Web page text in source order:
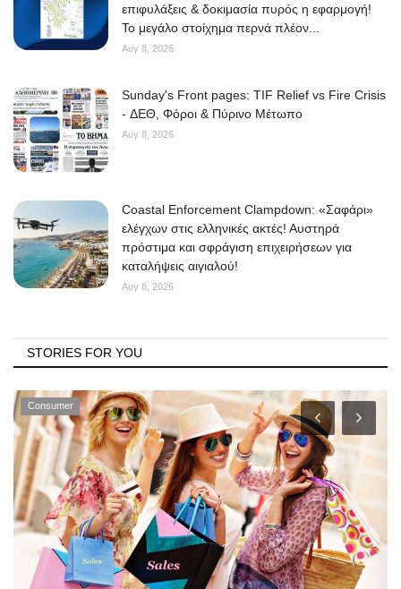
επιφυλάξεις & δοκιμασία πυρός η εφαρμογή!
Το μεγάλο στοίχημα περνά πλέον...
Αυγ 8, 2026
Sunday's Front pages: TIF Relief vs Fire Crisis
- ΔΕΘ, Φόροι & Πύρινο Μέτωπο
Αυγ 8, 2026
Coastal Enforcement Clampdown: «Σαφάρι»
ελέγχων στις ελληνικές ακτές! Αυστηρά
πρόστιμα και σφράγιση επιχειρήσεων για
καταλήψεις αιγιαλού!
Αυγ 8, 2026
STORIES FOR YOU
Consumer